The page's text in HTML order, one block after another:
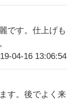
です。仕上げも
04-16 13:06:54
す。後でよく来